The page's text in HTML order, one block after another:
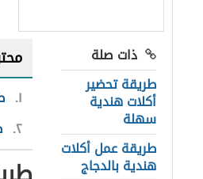
ذات صلة
طريقة تحضير
أكلات هندية
سهلة
طريقة عمل أكلات
هندية بالدجاج
١
٢